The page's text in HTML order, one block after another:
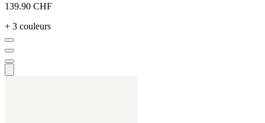
139.90 CHF
+ 3 couleurs